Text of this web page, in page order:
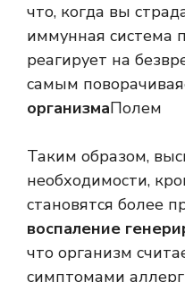
что, когда вы
иммунная система
реагирует на
самым
организмаПолем
Таким образом,
необходимости,
становятся более
воспаление
что организм
симптомами